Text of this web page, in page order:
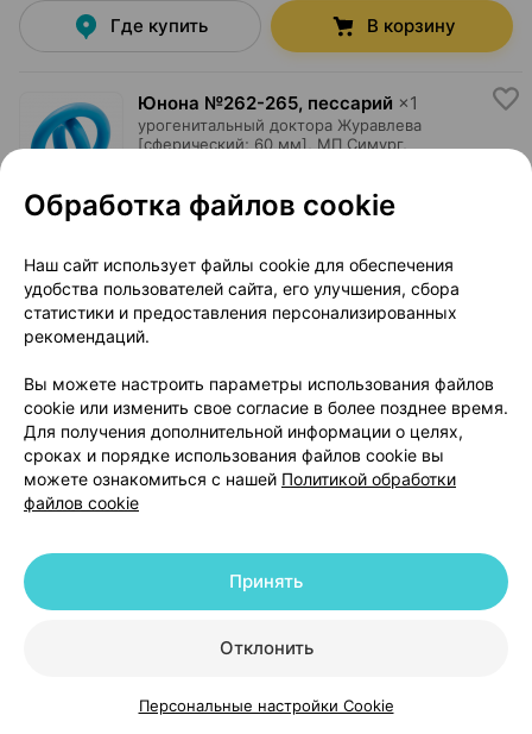
КаталогКорзинаИзбранноеПрофиль
Где купить В корзину
Юнона №262-265, пессарий ×1
урогенитальный доктора Журавлева
[сферический; 60 мм],
МП Симург,
Инструкция
Где купить В корзину
Юнона №262-265, пессарий ×1
урогенитальный доктора Журавлева
[сферический; 65 мм], МП Симург,
Беларусь•без рецепта
Инструкция
73,01 — 81,47 р.
Юнона №262-265, пессарий
Беларусь•без рецепта
Обработка файлов cookie
Наш сайт использует файлы cookie для обеспечения
удобства пользователей сайта, его улучшения, сбора
статистики и предоставления персонализированных
рекомендаций.
Вы можете настроить параметры использования файлов
cookie или изменить свое согласие в более позднее время.
Для получения дополнительной информации о целях,
сроках и порядке использования файлов cookie вы
можете ознакомиться с нашей Политикой обработки
файлов cookie
Отклонить
Принять
Персональные настройки Cookie